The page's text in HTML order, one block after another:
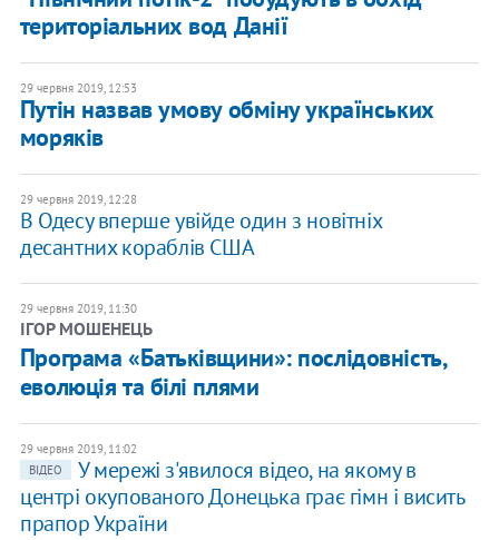
територіальних вод Данії
29 червня 2019, 12:53
Путін назвав умову обміну українських
моряків
29 червня 2019, 12:28
В Одесу вперше увійде один з новітніх
десантних кораблів США
29 червня 2019, 11:30
ІГОР МОШЕНЕЦЬ
Програма «Батьківщини»: послідовність,
еволюція та білі плями
29 червня 2019, 11:02
ВІДЕО
У мережі з'явилося відео, на якому в
центрі окупованого Донецька грає гімн і висить
прапор України